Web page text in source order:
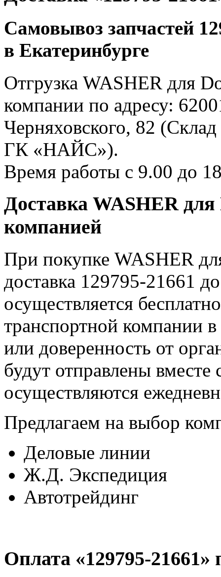
Самовывоз запчастей
в Екатеринбурге
Отгрузка WASHER для
компании по адресу:
Черняховского, 82
ГК «НАЙС»).
Время работы с 9.00 до
Доставка WASHER для
компанией
При покупке WASHER
доставка 129795-21661
осуществляется
транспортной компании
или доверенность от
будут отправлены
осуществляются
Предлагаем на выбор
Деловые линии
Ж.Д. Экспедиция
Автотрейдинг
Оплата «129795-21661»